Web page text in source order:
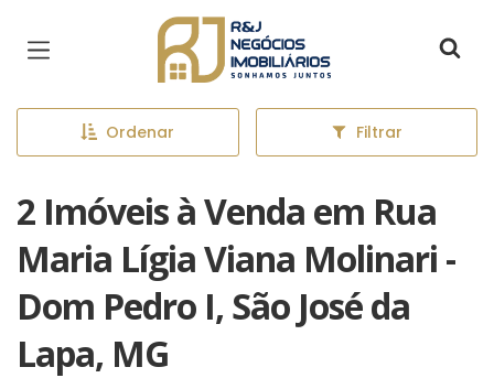
Página inicial
Ordenar Filtrar
2 Imóveis à Venda em Rua
Maria Lígia Viana Molinari -
Dom Pedro I, São José da
Lapa, MG